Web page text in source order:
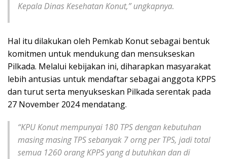
Kepala Dinas Kesehatan Konut,” ungkapnya.
Hal itu dilakukan oleh Pemkab Konut sebagai bentuk
komitmen untuk mendukung dan mensukseskan
Pilkada. Melalui kebijakan ini, diharapkan masyarakat
lebih antusias untuk mendaftar sebagai anggota KPPS
dan turut serta menyukseskan Pilkada serentak pada
27 November 2024 mendatang.
“KPU Konut mempunyai 180 TPS dengan kebutuhan
masing masing TPS sebanyak 7 orng per TPS, jadi total
semua 1260 orang KPPS yang d butuhkan dan di